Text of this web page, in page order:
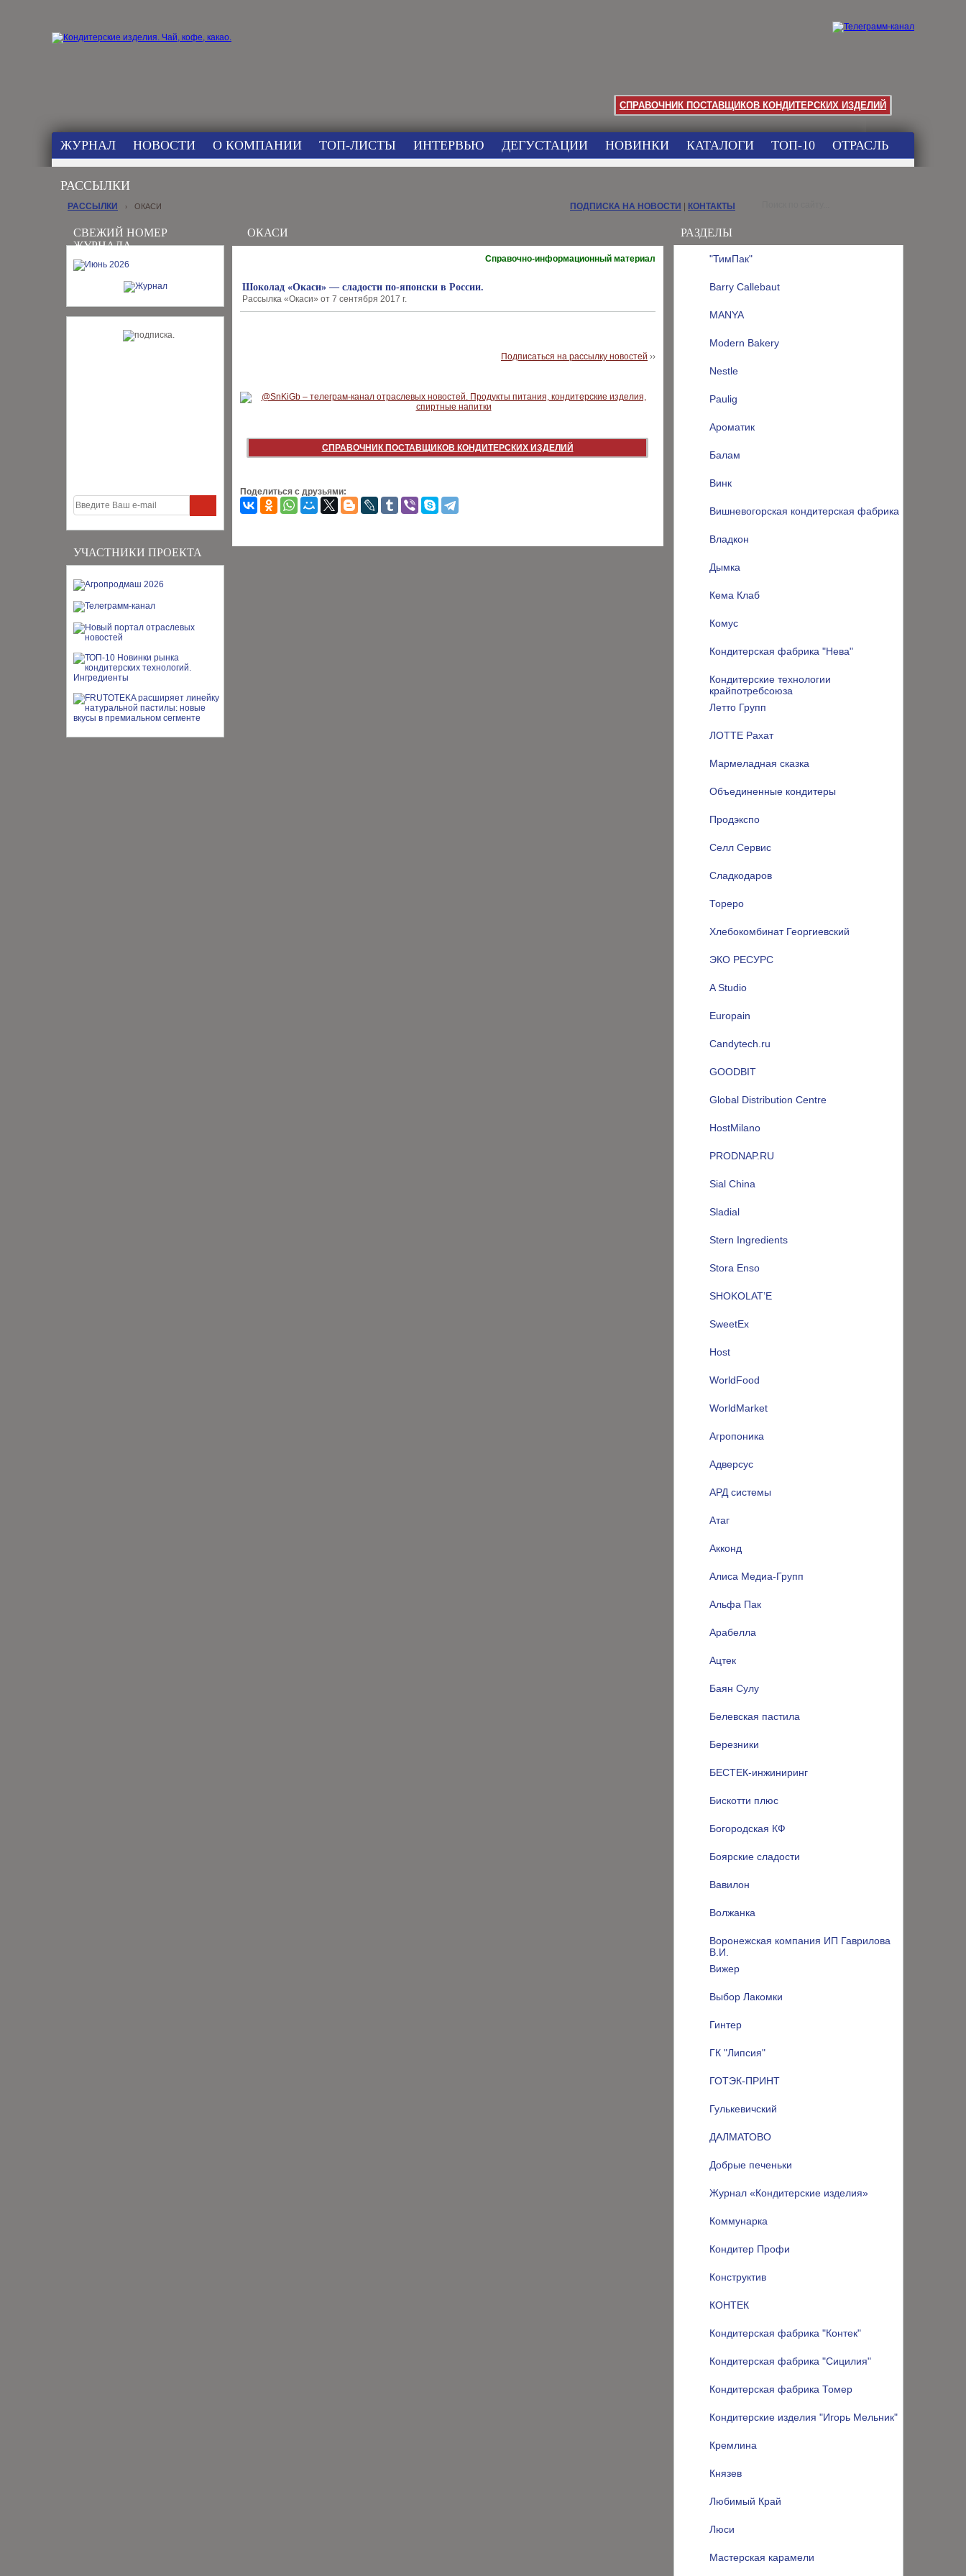
СПРАВОЧНИК ПОСТАВЩИКОВ КОНДИТЕРСКИХ ИЗДЕЛИЙ
ЖУРНАЛ НОВОСТИ О КОМПАНИИ ТОП-ЛИСТЫ ИНТЕРВЬЮ ДЕГУСТАЦИИ НОВИНКИ КАТАЛОГИ ТОП-10 ОТРАСЛЬ
РАССЫЛКИ
СВЕЖИЙ НОМЕР
ЖУРНАЛА
УЧАСТНИКИ ПРОЕКТА
РАЗДЕЛЫ
"ТимПак"
Barry Callebaut
MANYA
Modern Bakery
Nestle
Paulig
Ароматик
Балам
Винк
Вишневогорская кондитерская фабрика
Владкон
Дымка
Кема Клаб
Комус
Кондитерская фабрика "Нева"
Кондитерские технологии
крайпотребсоюза
Летто Групп
ЛОТТЕ Рахат
Мармеладная сказка
Объединенные кондитеры
Продэкспо
Селл Сервис
Сладкодаров
Тореро
Хлебокомбинат Георгиевский
ЭКО РЕСУРС
A Studio
Europain
Candytech.ru
GOODBIT
Global Distribution Centre
HostMilano
PRODNAP.RU
Sial China
Sladial
Stern Ingredients
Stora Enso
SHOKOLAT’E
SweetEx
Host
WorldFood
WorldMarket
Агропоника
Адверсус
АРД системы
Атаг
Акконд
Алиса Медиа-Групп
Альфа Пак
Арабелла
Ацтек
Баян Сулу
Белевская пастила
Березники
БЕСТЕК-инжиниринг
Бискотти плюс
Богородская КФ
Боярские сладости
Вавилон
Волжанка
Воронежская компания ИП Гаврилова
В.И.
Вижер
Выбор Лакомки
Гинтер
ГК "Липсия"
ГОТЭК-ПРИНТ
Гулькевичский
ДАЛМАТОВО
Добрые печеньки
Журнал «Кондитерские изделия»
Коммунарка
Кондитер Профи
Конструктив
КОНТЕК
Кондитерская фабрика "Контек"
Кондитерская фабрика "Сицилия"
Кондитерская фабрика Томер
Кондитерские изделия "Игорь Мельник"
Кремлина
Князев
Любимый Край
Люси
Мастерская карамели
РАССЫЛКИ › ОКАСИ ПОДПИСКА НА НОВОСТИ КОНТАКТЫ
ОКАСИ
Справочно-информационный материал
Шоколад «Окаси» — сладости по-японски в России.
Рассылка «Окаси» от 7 сентября 2017 г.
Подписаться на рассылку новостей ››
СПРАВОЧНИК ПОСТАВЩИКОВ КОНДИТЕРСКИХ ИЗДЕЛИЙ
Поделиться с друзьями: